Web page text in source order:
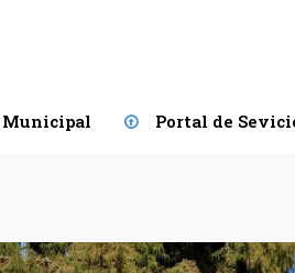
Municipal Portal de